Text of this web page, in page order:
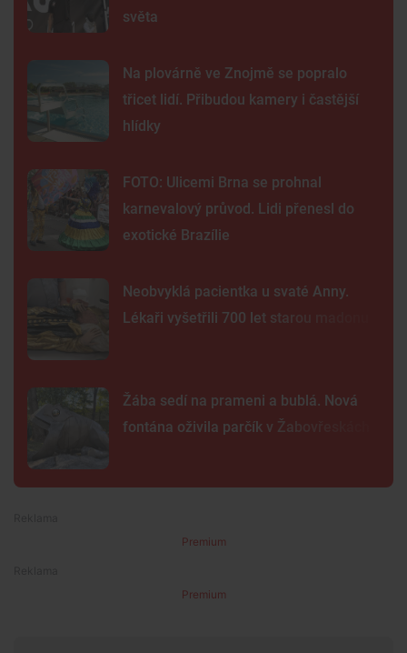
světa
Na plovárně ve Znojmě se popralo
třicet lidí. Přibudou kamery i častější
hlídky
FOTO: Ulicemi Brna se prohnal
karnevalový průvod. Lidi přenesl do
exotické Brazílie
Neobvyklá pacientka u svaté Anny.
Lékaři vyšetřili 700 let starou madonu
Žába sedí na prameni a bublá. Nová
fontána oživila parčík v Žabovřeskách
Premium
Premium